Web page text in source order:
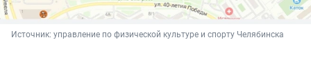
Источник: управление по физической культуре и спорту Челябинска